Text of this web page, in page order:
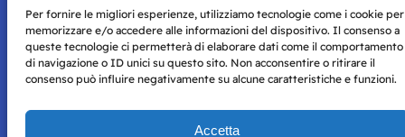
Per fornire le migliori esperienze, utilizziamo tecnologie come i cookie per
memorizzare e/o accedere alle informazioni del dispositivo. Il consenso a
queste tecnologie ci permetterà di elaborare dati come il comportamento
di navigazione o ID unici su questo sito. Non acconsentire o ritirare il
consenso può influire negativamente su alcune caratteristiche e funzioni.
Accetta
Napoli con autorizzazione numero 38 del 25/9/2019.
Tutte le immagini e i contenuti su questo sito sono forniti